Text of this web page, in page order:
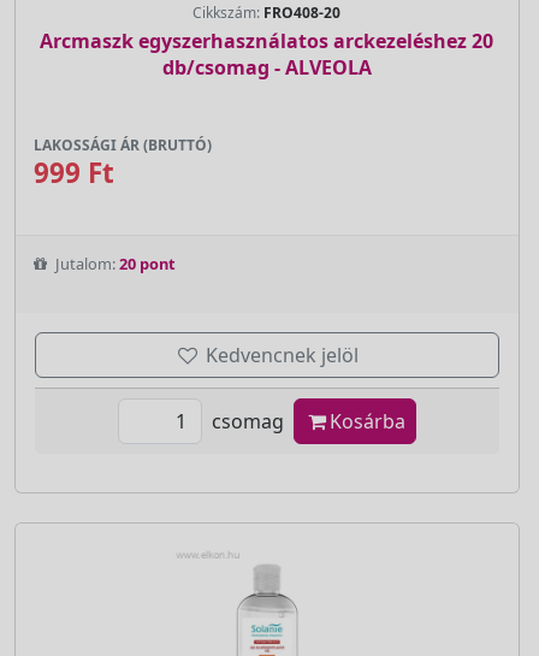
Cikkszám: FRO408-20
Arcmaszk egyszerhasználatos arckezeléshez 20
db/csomag - ALVEOLA
LAKOSSÁGI ÁR (BRUTTÓ)
999 Ft
Jutalom:20 pont
Kedvencnek jelöl
csomag Kosárba